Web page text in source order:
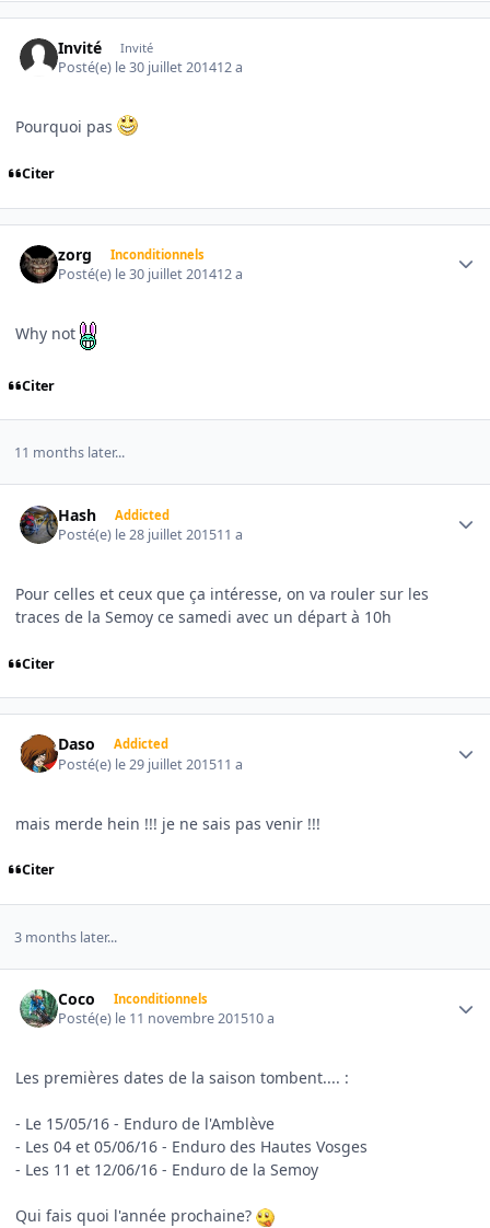
Invité Invité
Posté(e) le 30 juillet 201412 a
Pourquoi pas
Citer
zorg Inconditionnels
Posté(e) le 30 juillet 201412 a
Why not
Citer
11 months later...
Hash Addicted
Posté(e) le 28 juillet 201511 a
Pour celles et ceux que ça intéresse, on va rouler sur les
traces de la Semoy ce samedi avec un départ à 10h
Citer
Daso Addicted
Posté(e) le 29 juillet 201511 a
mais merde hein !!! je ne sais pas venir !!!
Citer
3 months later...
Coco Inconditionnels
Posté(e) le 11 novembre 201510 a
Les premières dates de la saison tombent.... :
- Le 15/05/16 - Enduro de l'Amblève
- Les 04 et 05/06/16 - Enduro des Hautes Vosges
- Les 11 et 12/06/16 - Enduro de la Semoy
Qui fais quoi l'année prochaine?